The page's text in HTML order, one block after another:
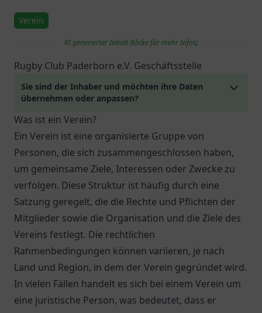
Verein
KI generierter Inhalt (klicke für mehr Infos)
Rugby Club Paderborn e.V. Geschäftsstelle
Sie sind der Inhaber und möchten ihre Daten
übernehmen oder anpassen?
Was ist ein Verein?
Ein Verein ist eine organisierte Gruppe von
Personen, die sich zusammengeschlossen haben,
um gemeinsame Ziele, Interessen oder Zwecke zu
verfolgen. Diese Struktur ist häufig durch eine
Satzung geregelt, die die Rechte und Pflichten der
Mitglieder sowie die Organisation und die Ziele des
Vereins festlegt. Die rechtlichen
Rahmenbedingungen können variieren, je nach
Land und Region, in dem der Verein gegründet wird.
In vielen Fällen handelt es sich bei einem Verein um
eine juristische Person, was bedeutet, dass er